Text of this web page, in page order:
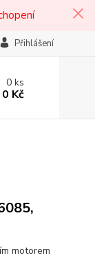
Přihlášení
0ks
0 Kč
motorem